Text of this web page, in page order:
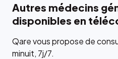
Autres médecins
disponibles en
Qare vous propose de
minuit, 7j/7.